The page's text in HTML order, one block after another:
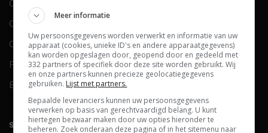
Contact
Over ons
Colofon
FAQ
Blog
Cookies
Cookievoorkeuren
SOCIALS ONTDEKKEN
Meer informatie
Uw persoonsgegevens worden verwerkt en informatie van uw
apparaat (cookies, unieke ID's en andere apparaatgegevens)
kan worden opgeslagen door, geopend door en gedeeld met
332 partners of specifiek door deze site worden gebruikt. Wij
en onze partners kunnen precieze geolocatiegegevens
gebruiken. Lijst met partners.
Bepaalde leveranciers kunnen uw persoonsgegevens
verwerken op basis van gerechtvaardigd belang. U kunt
hiertegen bezwaar maken door uw opties hieronder te
beheren. Zoek onderaan deze pagina of in het sitemenu naar